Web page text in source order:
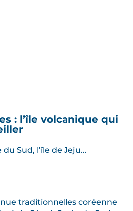
: l’île volcanique qui
Sud, l’île de Jeju…